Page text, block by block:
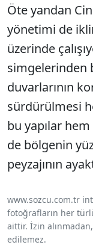
Öte yandan
yönetimi de
üzerinde
simgelerinden
duvarlarının
sürdürülmesi
bu yapılar
de bölgenin
peyzajının
www.sozcu.com.tr
fotoğrafların her
aittir. İzin
edilemez.